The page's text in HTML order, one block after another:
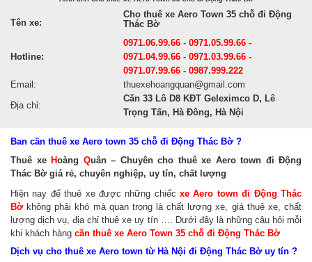
Tên xe:
Cho thuê xe Aero Town 35 chỗ đi Động
Thác Bờ
Hotline:
0971.06.99.66 - 0971.05.99.66 -
0971.04.99.66 - 0971.03.99.66 -
0971.07.99.66 - 0987.999.222
Email:
thuexehoangquan@gmail.com
Địa chỉ:
Căn 33 Lô D8 KĐT Geleximco D, Lê
Trọng Tấn, Hà Đông, Hà Nội
Ban cần thuê xe Aero town 35 chỗ đi Động Thác Bờ ?
Thuê xe Hoàng Quân – Chuyên cho thuê xe Aero town đi Động
Thác Bờ giá rẻ, chuyên nghiệp, uy tín, chất lượng
Hiện nay để thuê xe được những chiếcxe Aero town đi Động Thác
Bờkhông phải khó mà quan trọng là chất lượng xe, giá thuê xe, chất
lượng dịch vụ, địa chỉ thuê xe uy tín …. Dưới đây là những câu hỏi mỗi
khi khách hàng cần thuê xe Aero Town 35 chỗ đi Động Thác Bờ
Dịch vụ cho thuê xe Aero town từ Hà Nội đi Động Thác Bờ uy tín ?